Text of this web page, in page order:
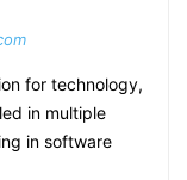
for technology,
in multiple
in software